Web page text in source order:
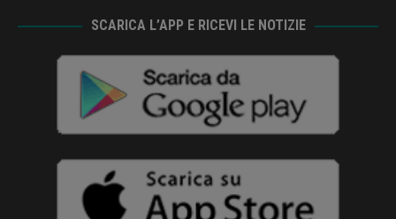
SCARICA L’APP E RICEVI LE NOTIZIE